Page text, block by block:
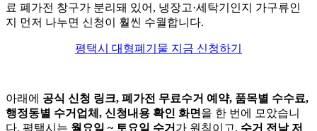
료 폐가전 창구가 분리돼 있어, 냉장고·세탁기인지 가구류인
지 먼저 나누면 신청이 훨씬 수월합니다.
평택시 대형폐기물 지금 신청하기
아래에 공식 신청 링크, 폐가전 무료수거 예약, 품목별 수수료,
행정동별 수거업체, 신청내용 확인 화면 을 한 번에 모았습니
다. 평택시는 월요일 ~ 토요일 수거 가 원칙이고, 수거 전날 저